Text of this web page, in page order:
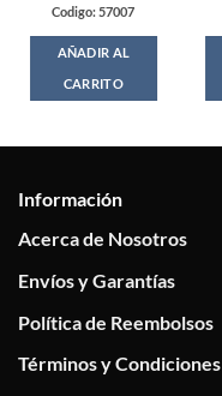
Codigo: 57007
AÑADIR AL
CARRITO
Información
Acerca de Nosotros
Envíos y Garantías
Política de Reembolsos
Términos y Condiciones